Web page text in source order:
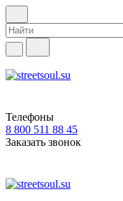
Телефоны
8 800 511 88 45
Заказать звонок